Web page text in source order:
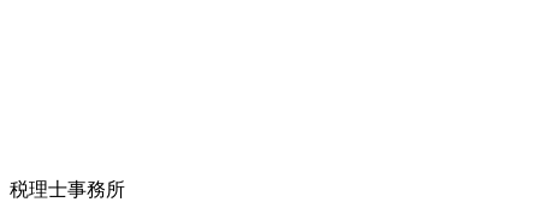
税理士事務所